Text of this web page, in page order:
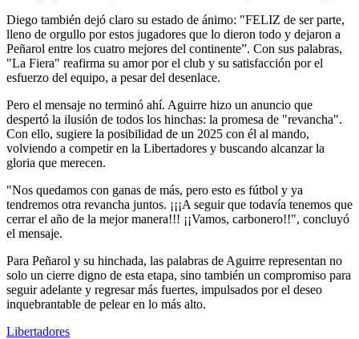
Diego también dejó claro su estado de ánimo: "FELIZ de ser parte,
lleno de orgullo por estos jugadores que lo dieron todo y dejaron a
Peñarol entre los cuatro mejores del continente”. Con sus palabras,
"La Fiera" reafirma su amor por el club y su satisfacción por el
esfuerzo del equipo, a pesar del desenlace.
Pero el mensaje no terminó ahí. Aguirre hizo un anuncio que
despertó la ilusión de todos los hinchas: la promesa de "revancha".
Con ello, sugiere la posibilidad de un 2025 con él al mando,
volviendo a competir en la Libertadores y buscando alcanzar la
gloria que merecen.
"Nos quedamos con ganas de más, pero esto es fútbol y ya
tendremos otra revancha juntos. ¡¡¡A seguir que todavía tenemos que
cerrar el año de la mejor manera!!! ¡¡Vamos, carbonero!!", concluyó
el mensaje.
Para Peñarol y su hinchada, las palabras de Aguirre representan no
solo un cierre digno de esta etapa, sino también un compromiso para
seguir adelante y regresar más fuertes, impulsados por el deseo
inquebrantable de pelear en lo más alto.
Libertadores